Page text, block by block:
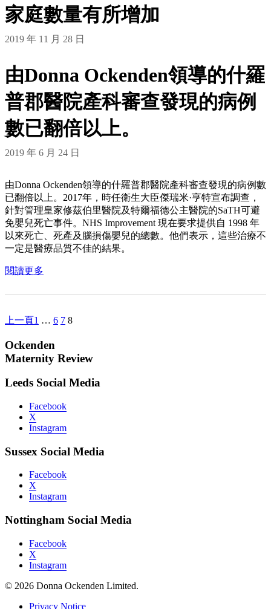
家庭數量有所增加
2019 年 11 月 28 日
由Donna Ockenden領導的什羅
普郡醫院產科審查發現的病例
數已翻倍以上。
2019 年 6 月 24 日
由Donna Ockenden領導的什羅普郡醫院產科審查發現的病例數
已翻倍以上。2017年，時任衛生大臣傑瑞米·亨特宣布調查，
針對管理皇家修茲伯里醫院及特爾福德公主醫院的SaTH可避
免嬰兒死亡事件。NHS Improvement 現在要求提供自 1998 年
以來死亡、死產及腦損傷嬰兒的總數。他們表示，這些治療不
一定是醫療品質不佳的結果。
閱讀更多
上一頁1 … 6 7 8
Ockenden
Maternity Review
Leeds Social Media
Facebook
X
Instagram
Sussex Social Media
Facebook
X
Instagram
Nottingham Social Media
Facebook
X
Instagram
© 2026 Donna Ockenden Limited.
Privacy Notice